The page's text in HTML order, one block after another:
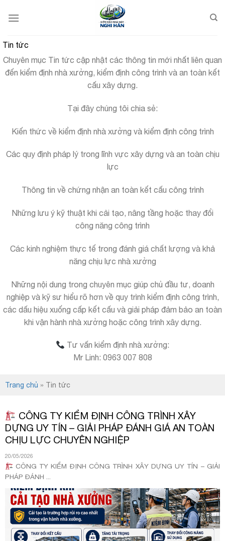
qua
dung
Tin tức
Chuyên mục Tin tức cập nhật các thông tin mới nhất liên quan
đến kiểm định nhà xưởng, kiểm định công trình và an toàn kết
cấu xây dựng.
Tại đây chúng tôi chia sẻ:
Kiến thức về kiểm định nhà xưởng và kiểm định công trình
Các quy định pháp lý trong lĩnh vực xây dựng và an toàn chịu
lực
Thông tin về chứng nhận an toàn kết cấu công trình
Những lưu ý kỹ thuật khi cải tạo, nâng tầng hoặc thay đổi
công năng công trình
Các kinh nghiệm thực tế trong đánh giá chất lượng và khả
năng chịu lực nhà xưởng
Những nội dung trong chuyên mục giúp chủ đầu tư, doanh
nghiệp và kỹ sư hiểu rõ hơn về quy trình kiểm định công trình,
các dấu hiệu xuống cấp kết cấu và giải pháp đảm bảo an toàn
khi vận hành nhà xưởng hoặc công trình xây dựng.
Tư vấn kiểm định nhà xưởng:
Mr Linh: 0963 007 808
Trang chủ » Tin tức
CÔNG TY KIỂM ĐỊNH CÔNG TRÌNH XÂY
DỰNG UY TÍN – GIẢI PHÁP ĐÁNH GIÁ AN TOÀN
CHỊU LỰC CHUYÊN NGHIỆP
20/05/2026
CÔNG TY KIỂM ĐỊNH CÔNG TRÌNH XÂY DỰNG UY TÍN – GIẢI
PHÁP ĐÁNH ...